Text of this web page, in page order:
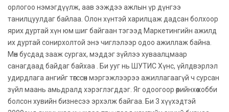
орлогоо нэмэгдүүлж, аав ээждээ ажлын үр дүнгээ
танилцуулдаг байлаа. Олон хүнтэй харилцаж дадсан болхоор
ярих дуртай хүн юм шиг байгаан тэгээд Маркетингийн ажилд
их дуртай сонирхолтой энэ чиглэлээр одоо ажиллаж байна.
Мөн бусдад зааж сургах, мэддэг зүйлээ хуваалцмаар
санагдаад байдаг байхаа . Би ууг нь ШУТИС Хүнс, үйлдвэрлэл
удирдлага ангийг төгссөн мэргэжлээрээ ажиллагаагүй ч сурсан
зүйл маань амьдралд хэрэглэгддэг. Яг одоогоор өөрийнхөө хобби
болсон хувийн бизнесээ эрхэлж байгаа. Би 3 хүүхэдтэй